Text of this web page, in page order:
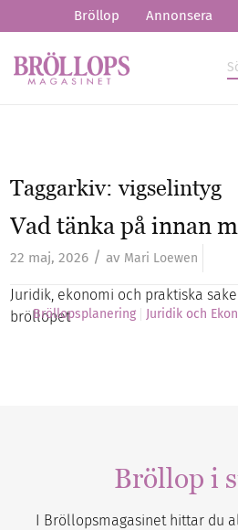
Bröllop Annonsera
Taggarkiv:vigselintyg
Vad tänka på innan
22 maj, 2026 / av Mari Loewen
Juridik, ekonomi och praktiska
bröllopet
Bröllopsplanering Juridik och
Bröllop i
I Bröllopsmagasinet hittar du